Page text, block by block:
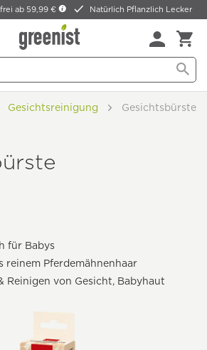
frei ab 59,99 € Natürlich Pflanzlich Lecker
Gesichtsreinigung Gesichtsbürste
für Babys
reinem Pferdemähnenhaar
Reinigen von Gesicht, Babyhaut